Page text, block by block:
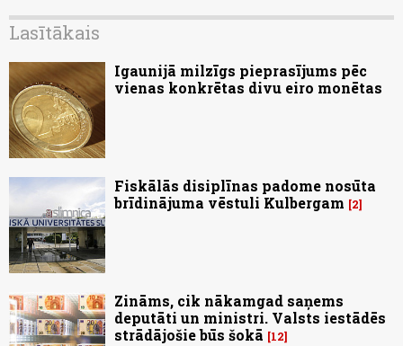
Lasītākais
Igaunijā milzīgs pieprasījums pēc
vienas konkrētas divu eiro monētas
Fiskālās disiplīnas padome nosūta
brīdinājuma vēstuli Kulbergam
2
Zināms, cik nākamgad saņems
deputāti un ministri. Valsts iestādēs
strādājošie būs šokā
12